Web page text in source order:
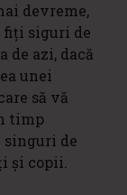
devreme,
fiți siguri de
de azi, dacă
unei
să vă
timp
singuri de
și copii.